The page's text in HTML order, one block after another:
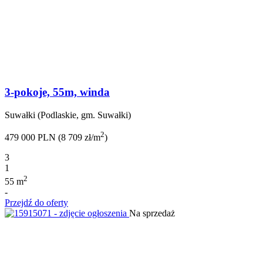
3-pokoje, 55m, winda
Suwałki (Podlaskie, gm. Suwałki)
479 000 PLN (8 709 zł/m2)
3
1
55 m2
-
Przejdź do oferty
Na sprzedaż